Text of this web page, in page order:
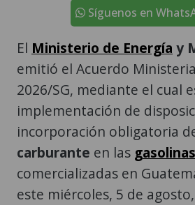
Síguenos en
El Ministerio de Energía y
emitió el Acuerdo
2026/SG, mediante el cual
implementación de
incorporación obligatoria
carburante en las gasolinas
comercializadas en
este miércoles, 5 de